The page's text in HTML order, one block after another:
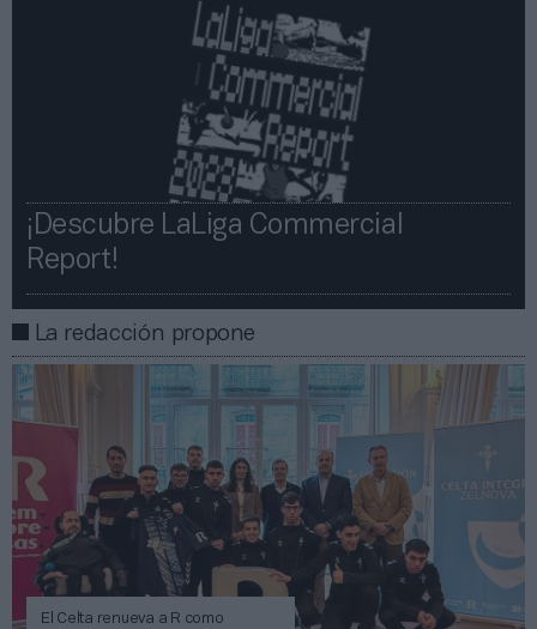
¡Descubre LaLiga Commercial
Report!​​
La redacción propone
El Celta renueva a R como